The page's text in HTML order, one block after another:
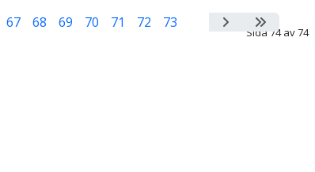
Sida 74 av 74
67 68 69 70 71 72 73